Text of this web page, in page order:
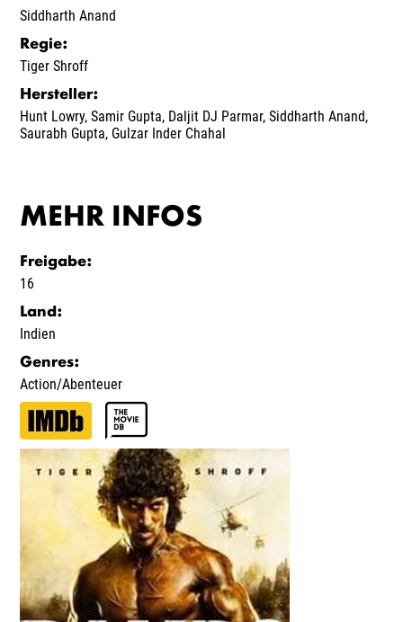
Siddharth Anand
Regie:
Tiger Shroff
Hersteller:
Hunt Lowry,Samir Gupta, Daljit DJ Parmar,Siddharth Anand,
Saurabh Gupta, Gulzar Inder Chahal
MEHR INFOS
Freigabe:
16
Land :
Indien
Genres:
Action/Abenteuer